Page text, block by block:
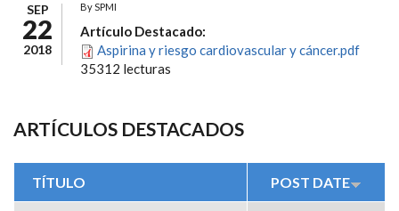
SEP
22
2018
BySPMI
Artículo Destacado:
Aspirina y riesgo cardiovascular y cáncer.pdf
35312 lecturas
ARTÍCULOS DESTACADOS
TÍTULO POST DATE